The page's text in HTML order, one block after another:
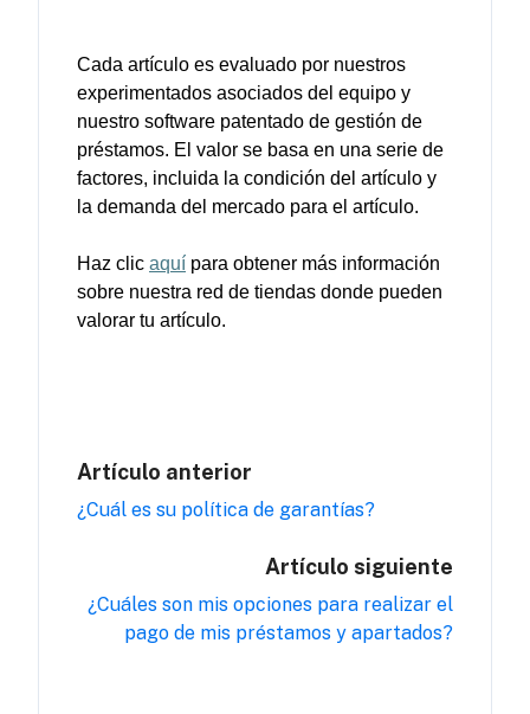
Cada artículo es evaluado por nuestros
experimentados asociados del equipo
nuestro software patentado de gestión
préstamos. El valor se basa en una serie
factores, incluida la condición del artículo y
la demanda del mercado para el artículo.
Haz clic aquí para obtener más información
sobre nuestra red de tiendas donde pueden
valorar tu artículo.
Artículo anterior
¿Cuál es su política de garantías?
Artículo siguiente
¿Cuáles son mis opciones para realizar el
pago de mis préstamos y apartados?